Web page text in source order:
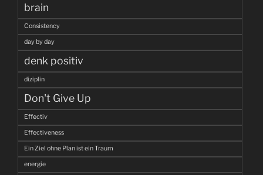
brain
Consistency
day by day
denk positiv
diziplin
Don't Give Up
Effectiv
Effectiveness
Ein Ziel ohne Plan ist ein Traum
energie